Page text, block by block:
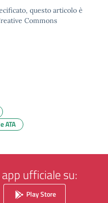
questo articolo è
Commons
ATA
ufficiale su:
Play Store